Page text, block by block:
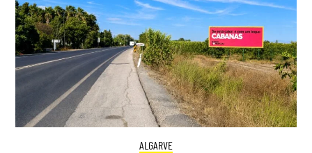
ALGARVE